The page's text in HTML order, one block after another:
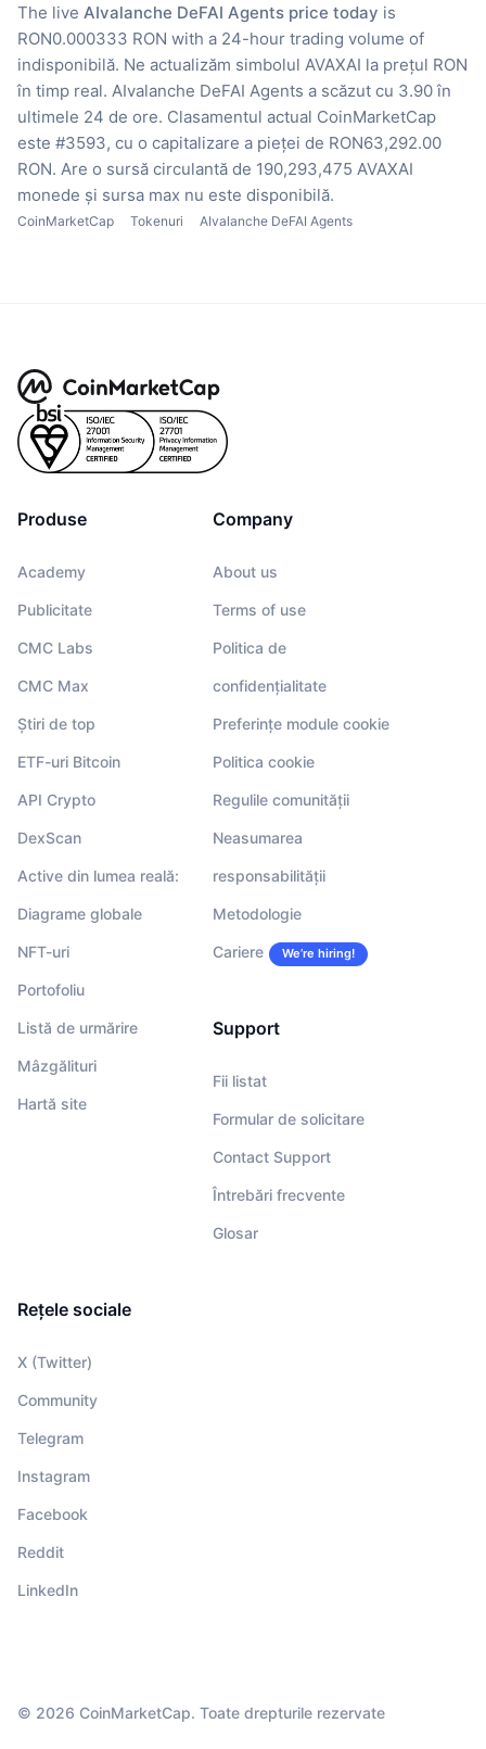
The live AIvalanche DeFAI Agents price today is
RON0.000333 RON with a 24-hour trading volume of
indisponibilă. Ne actualizăm simbolul AVAXAI la prețul RON
în timp real. AIvalanche DeFAI Agents a scăzut cu 3.90 în
ultimele 24 de ore. Clasamentul actual CoinMarketCap
este #3593, cu o capitalizare a pieței de RON63,292.00
RON. Are o sursă circulantă de 190,293,475 AVAXAI
monede și sursa max nu este disponibilă.
CoinMarketCap Tokenuri AIvalanche DeFAI Agents
Produse
Academy
Publicitate
CMC Labs
CMC Max
Știri de top
ETF-uri Bitcoin
API Crypto
DexScan
Active din lumea reală:
Diagrame globale
NFT-uri
Portofoliu
Listă de urmărire
Mâzgălituri
Hartă site
Company
About us
Terms of use
Politica de
confidențialitate
Preferințe module cookie
Politica cookie
Regulile comunității
Neasumarea
responsabilității
Metodologie
Cariere We’re hiring!
Support
Fii listat
Formular de solicitare
Contact Support
Întrebări frecvente
Glosar
Rețele sociale
X (Twitter)
Community
Telegram
Instagram
Facebook
Reddit
LinkedIn
© 2026 CoinMarketCap. Toate drepturile rezervate